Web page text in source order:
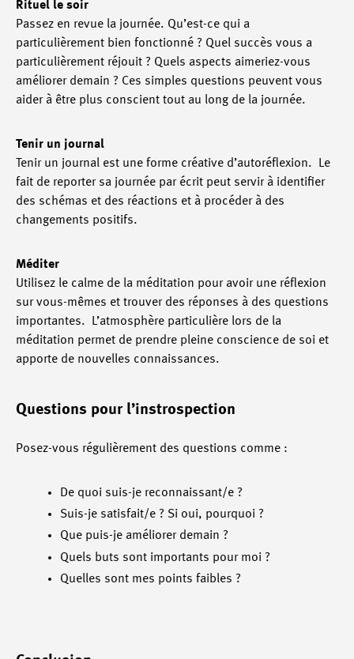
Rituel le soir
Passez en revue la journée. Qu’est-ce qui a
particulièrement bien fonctionné ? Quel succès vous a
particulièrement réjouit ? Quels aspects aimeriez-vous
améliorer demain ? Ces simples questions peuvent vous
aider à être plus conscient tout au long de la journée.
Tenir un journal
Tenir un journal est une forme créative d’autoréflexion. Le
fait de reporter sa journée par écrit peut servir à identifier
des schémas et des réactions et à procéder à des
changements positifs.
Méditer
Utilisez le calme de la méditation pour avoir une réflexion
sur vous-mêmes et trouver des réponses à des questions
importantes. L’atmosphère particulière lors de la
méditation permet de prendre pleine conscience de soi et
apporte de nouvelles connaissances.
Questions pour l’instrospection
Posez-vous régulièrement des questions comme :
De quoi suis-je reconnaissant/e ?
Suis-je satisfait/e ? Si oui, pourquoi ?
Que puis-je améliorer demain ?
Quels buts sont importants pour moi ?
Quelles sont mes points faibles ?